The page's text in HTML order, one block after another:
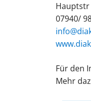
Hauptstr
07940/
Für den
Mehr